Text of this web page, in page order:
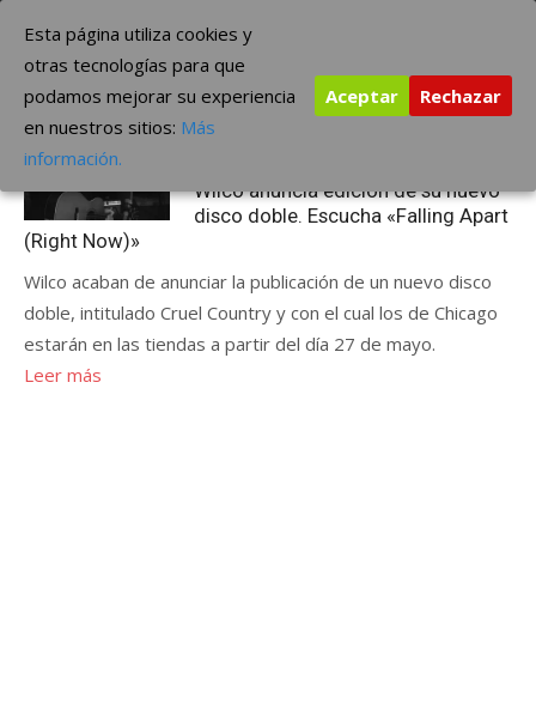
contenido
The Borderline Music
Etiqueta:Falling Apart (Right Now)
Wilco anuncia edición de su nuevo
disco doble. Escucha «Falling Apart
(Right Now)»
Wilco acaban de anunciar la publicación de un nuevo disco
doble, intitulado Cruel Country y con el cual los de Chicago
estarán en las tiendas a partir del día 27 de mayo.
Leer más
Esta página utiliza cookies y
otras tecnologías para que
podamos mejorar su experiencia
en nuestros sitios: Más
información.
Aceptar Rechazar